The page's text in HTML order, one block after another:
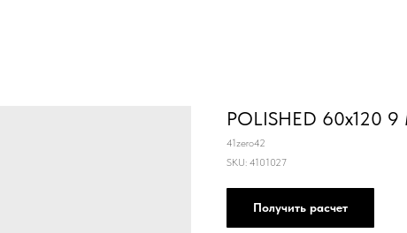
POLISHED 60x120 9
41zero42
SKU: 4101027
Получить расчет